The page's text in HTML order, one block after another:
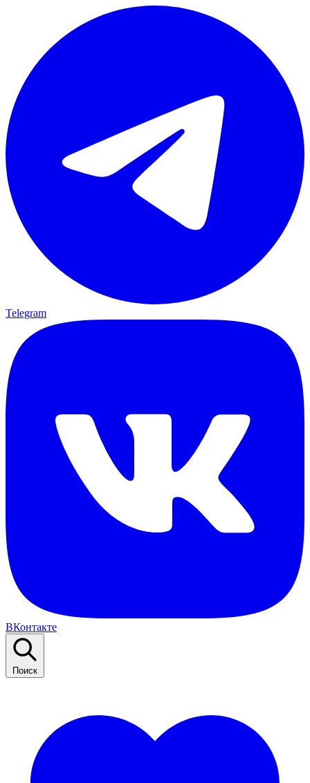
Telegram
ВКонтакте
Поиск